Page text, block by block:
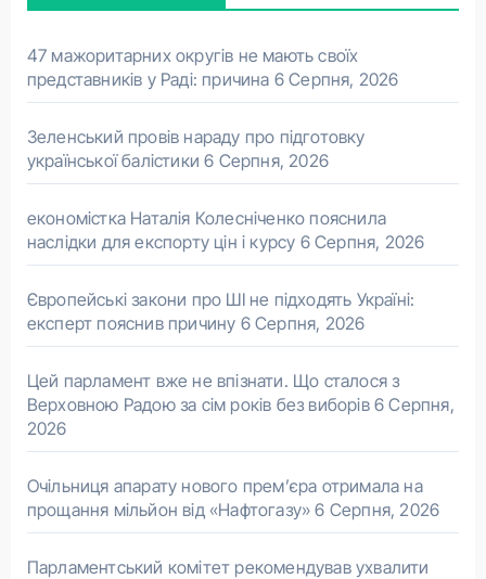
47 мажоритарних округів не мають своїх
представників у Раді: причина 6 Серпня, 2026
Зеленський провів нараду про підготовку
української балістики 6 Серпня, 2026
економістка Наталія Колесніченко пояснила
наслідки для експорту цін і курсу 6 Серпня, 2026
Європейські закони про ШІ не підходять Україні:
експерт пояснив причину 6 Серпня, 2026
Цей парламент вже не впізнати. Що сталося з
Верховною Радою за сім років без виборів 6 Серпня,
2026
Очільниця апарату нового прем’єра отримала на
прощання мільйон від «Нафтогазу» 6 Серпня, 2026
Парламентський комітет рекомендував ухвалити